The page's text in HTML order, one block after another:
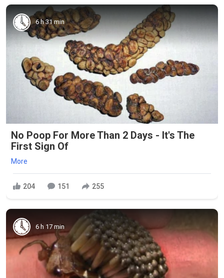
6 h 31 min
No Poop For More Than 2 Days - It's The
First Sign Of
More
204 151 255
6 h 17 min